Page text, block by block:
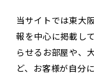
当サイトでは東大
報を中心に掲載し
らせるお部屋や、
ど、お客様が自分